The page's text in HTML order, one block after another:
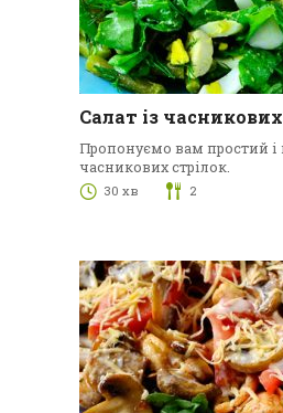
Салат із
Пропонуємо вам простий і
часникових стрілок.
30 хв 2